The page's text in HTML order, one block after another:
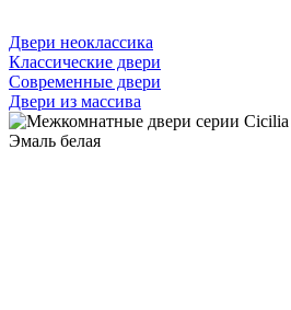
Двери неоклассика
Классические двери
Современные двери
Двери из массива